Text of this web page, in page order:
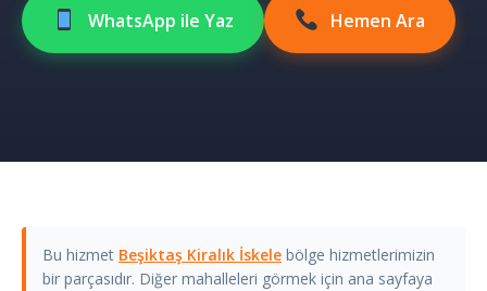
WhatsApp ile Yaz Hemen Ara
Bu hizmet Beşiktaş Kiralık İskele bölge hizmetlerimizin
bir parçasıdır. Diğer mahalleleri görmek için ana sayfaya